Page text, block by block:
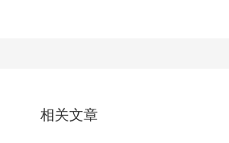
相关文章